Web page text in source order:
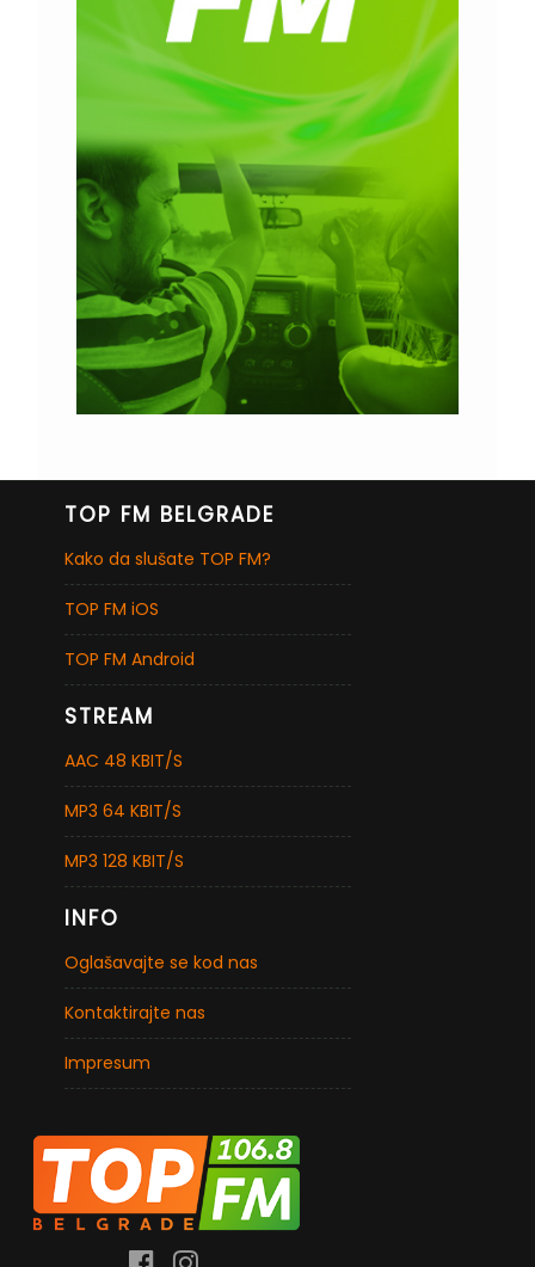
TOP FM BELGRADE
Kako da slušate TOP FM?
TOP FM iOS
TOP FM Android
STREAM
AAC 48 KBIT/S
MP3 64 KBIT/S
MP3 128 KBIT/S
INFO
Oglašavajte se kod nas
Kontaktirajte nas
Impresum